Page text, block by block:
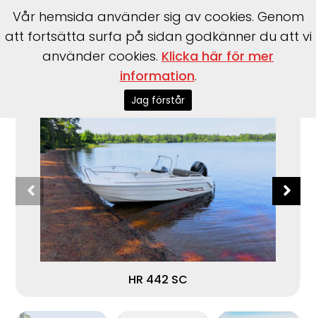
HR Boat >
HR 442 SC
HR 442 SC Mercury F50 ELPT EFI vid
Vår hemsida använder sig av cookies. Genom
att fortsätta surfa på sidan godkänner du att vi
använder cookies. Klicka här för mer
information.
Jag förstår